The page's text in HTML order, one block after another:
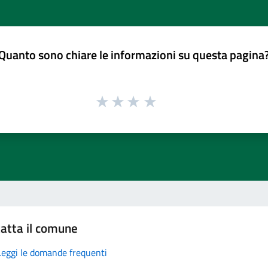
sono chiare le informazioni su questa
il comune
le domande frequenti